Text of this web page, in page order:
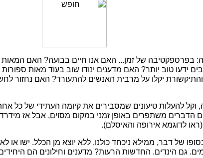
ידעו טוב יותר? האם מדענים ינודו שוב בעוד מאות
והתיקשורת יקלו על מרבית האנשים להתעורר? האם נחזור
וקל להעלות טיעונים שמסבירים את קיומה העתידי של כל
הדברים משתפרים באופן זמני במקום מסוים, אבל אז
לדוגמא אירופה והאיסלם).
של דבר, ממילא ניכחד כולנו, ללא יוצא מן הכלל. ישו או לא
גם הינדים. החדשות הרעות? מדענים וחילונים הם